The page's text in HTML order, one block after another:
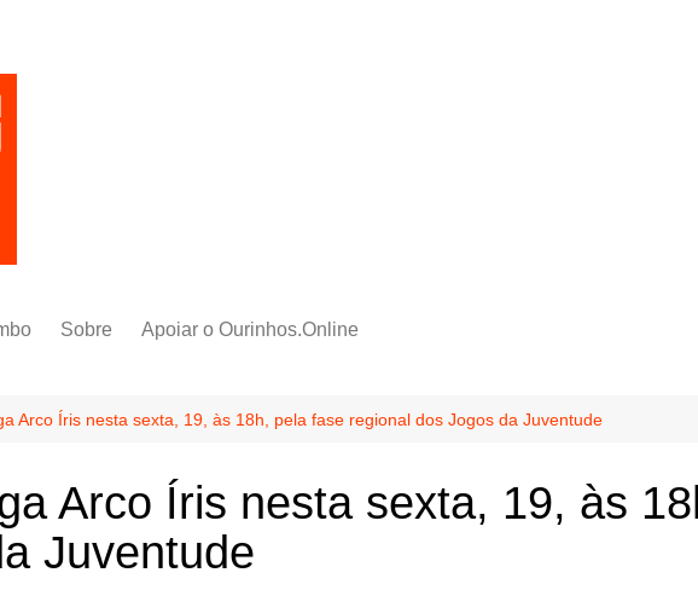
Sobre Apoiar o Ourinhos.Online
Arco Íris nesta sexta, 19, às 18h, pela fase regional dos Jogos da Juventude
Arco Íris nesta sexta, 19, às
Juventude